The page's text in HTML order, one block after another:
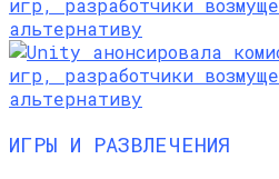
ИГРЫ И РАЗВЛЕЧЕНИЯ